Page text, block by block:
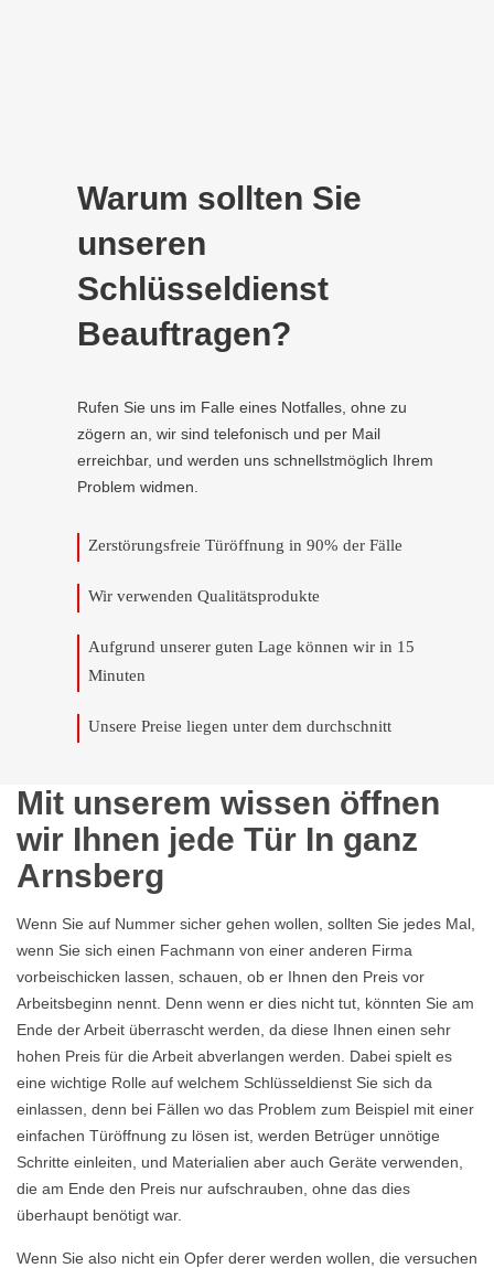
Warum sollten Sie
unseren
Schlüsseldienst
Beauftragen?
Rufen Sie uns im Falle eines Notfalles, ohne zu
zögern an, wir sind telefonisch und per Mail
erreichbar, und werden uns schnellstmöglich Ihrem
Problem widmen.
Zerstörungsfreie Türöffnung in 90% der Fälle
Wir verwenden Qualitätsprodukte
Aufgrund unserer guten Lage können wir in 15
Minuten
Unsere Preise liegen unter dem durchschnitt
Mit unserem wissen öffnen
wir Ihnen jede Tür In ganz
Arnsberg
Wenn Sie auf Nummer sicher gehen wollen, sollten Sie jedes Mal,
wenn Sie sich einen Fachmann von einer anderen Firma
vorbeischicken lassen, schauen, ob er Ihnen den Preis vor
Arbeitsbeginn nennt. Denn wenn er dies nicht tut, könnten Sie am
Ende der Arbeit überrascht werden, da diese Ihnen einen sehr
hohen Preis für die Arbeit abverlangen werden. Dabei spielt es
eine wichtige Rolle auf welchem Schlüsseldienst Sie sich da
einlassen, denn bei Fällen wo das Problem zum Beispiel mit einer
einfachen Türöffnung zu lösen ist, werden Betrüger unnötige
Schritte einleiten, und Materialien aber auch Geräte verwenden,
die am Ende den Preis nur aufschrauben, ohne das dies
überhaupt benötigt war.
Wenn Sie also nicht ein Opfer derer werden wollen, die versuchen